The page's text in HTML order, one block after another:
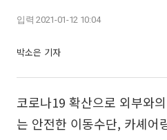
입력 2021-01-12 10:04
박소은 기자
코로나19 확산으로 외부와
는 안전한 이동수단, 카셰어